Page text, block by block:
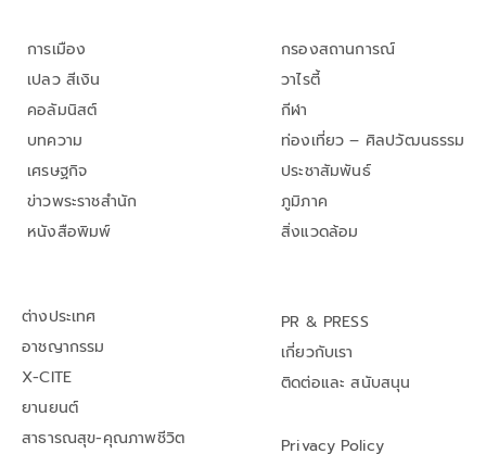
การเมือง
เปลว สีเงิน
คอลัมนิสต์
บทความ
เศรษฐกิจ
ข่าวพระราชสำนัก
หนังสือพิมพ์
กรองสถานการณ์
วาไรตี้
กีฬา
ท่องเที่ยว – ศิลปวัฒนธรรม
ประชาสัมพันธ์
ภูมิภาค
สิ่งแวดล้อม
ต่างประเทศ
อาชญากรรม
X-CITE
ยานยนต์
สาธารณสุข-คุณภาพชีวิต
PR & PRESS
เกี่ยวกับเรา
ติดต่อและ สนับสนุน
Privacy Policy